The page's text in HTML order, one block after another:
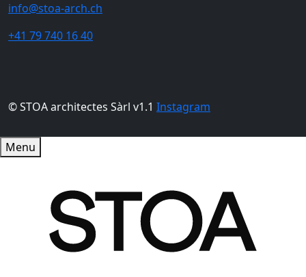
info@stoa-arch.ch
+41 79 740 16 40
© STOA architectes Sàrl v1.1 Instagram
Menu